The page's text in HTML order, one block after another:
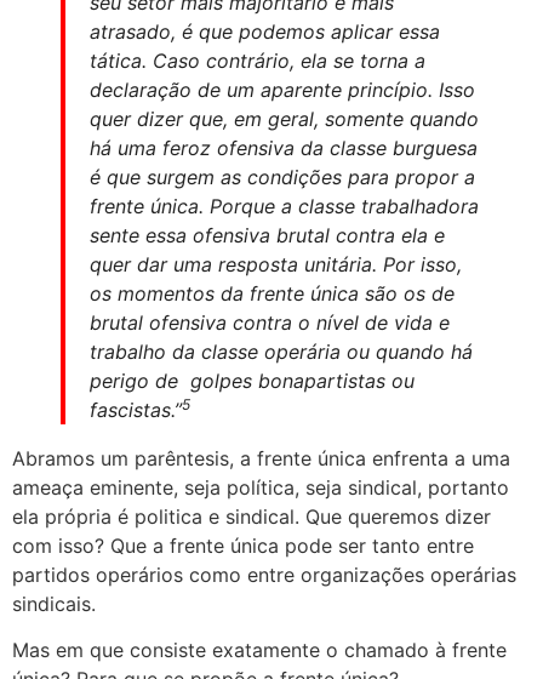
atrasado, é que podemos aplicar essa
tática. Caso contrário, ela se torna a
declaração de um aparente princípio. Isso
quer dizer que, em geral, somente quando
há uma feroz ofensiva da classe burguesa
é que surgem as condições para propor a
frente única. Porque a classe trabalhadora
sente essa ofensiva brutal contra ela e
quer dar uma resposta unitária. Por isso,
os momentos da frente única são os de
brutal ofensiva contra o nível de vida e
trabalho da classe operária ou quando há
perigo de golpes bonapartistas ou
fascistas.”5
Abramos um parêntesis, a frente única enfrenta a uma
ameaça eminente, seja política, seja sindical, portanto
ela própria é politica e sindical. Que queremos dizer
com isso? Que a frente única pode ser tanto entre
partidos operários como entre organizações operárias
sindicais.
Mas em que consiste exatamente o chamado à frente